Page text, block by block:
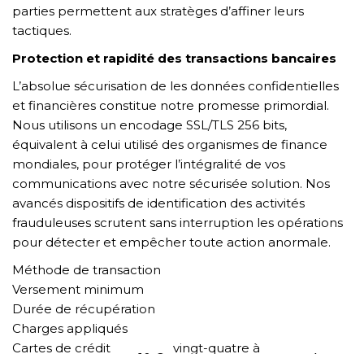
parties permettent aux stratèges d’affiner leurs
tactiques.
Protection et rapidité des transactions bancaires
L’absolue sécurisation de les données confidentielles
et financières constitue notre promesse primordial.
Nous utilisons un encodage SSL/TLS 256 bits,
équivalent à celui utilisé des organismes de finance
mondiales, pour protéger l’intégralité de vos
communications avec notre sécurisée solution. Nos
avancés dispositifs de identification des activités
frauduleuses scrutent sans interruption les opérations
pour détecter et empêcher toute action anormale.
Méthode de transaction
Versement minimum
Durée de récupération
Charges appliqués
Cartes de crédit
vingt-quatre à